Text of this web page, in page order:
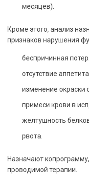
месяцев).
Кроме этого, анализ
признаков нарушения
беспричинная
отсутствие
изменение окраски
примеси крови в
желтушность
рвота.
Назначают
проводимой терапии.